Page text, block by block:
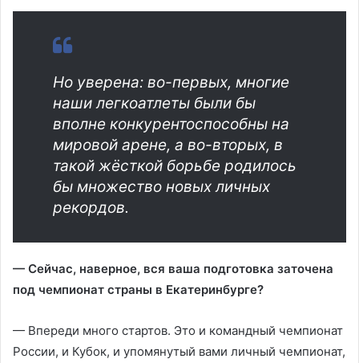
Но уверена: во-первых, многие
наши легкоатлеты были бы
вполне конкурентоспособны на
мировой арене, а во-вторых, в
такой жёсткой борьбе родилось
бы множество новых личных
рекордов.
— Сейчас, наверное, вся ваша подготовка заточена
под чемпионат страны в Екатеринбурге?
— Впереди много стартов. Это и командный чемпионат
России, и Кубок, и упомянутый вами личный чемпионат,